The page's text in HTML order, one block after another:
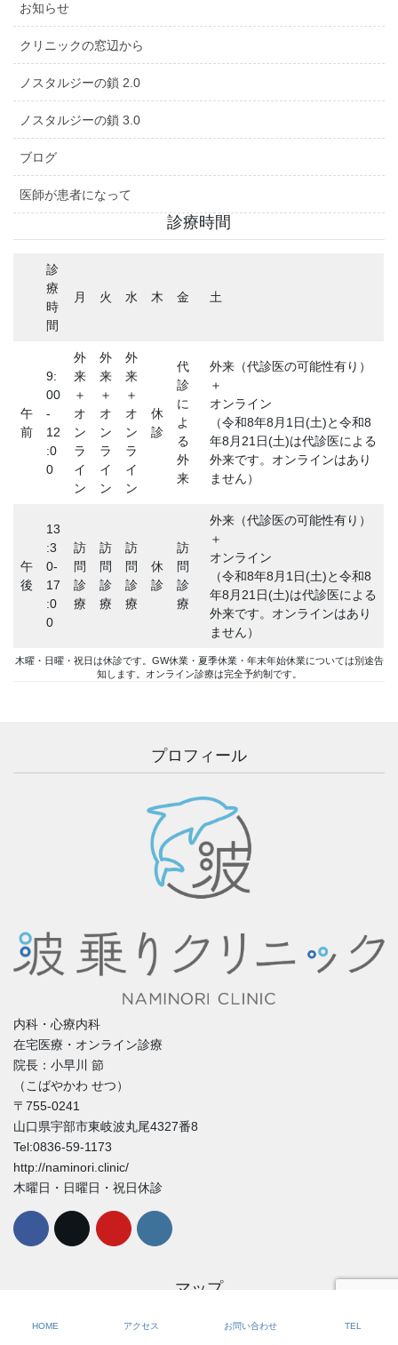
お知らせ
クリニックの窓辺から
ノスタルジーの鎖 2.0
ノスタルジーの鎖 3.0
ブログ
医師が患者になって
診療時間
診
療
時
間
月 火 水 木 金 土
午
前
9:
00
-
12
:0
0
外
来
＋
オ
ン
ラ
イ
ン
外
来
＋
オ
ン
ラ
イ
ン
外
来
＋
オ
ン
ラ
イ
ン
休
診
代
診
に
よ
る
外
来
外来（代診医の可能性有り）
＋
オンライン
（令和8年8月1日(土)と令和8
年8月21日(土)は代診医による
外来です。オンラインはあり
ません）
午
後
13
:3
0-
17
:0
0
訪
問
診
療
訪
問
診
療
訪
問
診
療
休
診
訪
問
診
療
外来（代診医の可能性有り）
＋
オンライン
（令和8年8月1日(土)と令和8
年8月21日(土)は代診医による
外来です。オンラインはあり
ません）
木曜・日曜・祝日は休診です。GW休業・夏季休業・年末年始休業については別途告
知します。オンライン診療は完全予約制です。
プロフィール
内科・心療内科
在宅医療・オンライン診療
院長：小早川 節
（こばやかわ せつ）
〒755-0241
山口県宇部市東岐波丸尾4327番8
Tel:0836-59-1173
http://naminori.clinic/
木曜日・日曜日・祝日休診
マップ
HOME アクセス お問い合わせ TEL